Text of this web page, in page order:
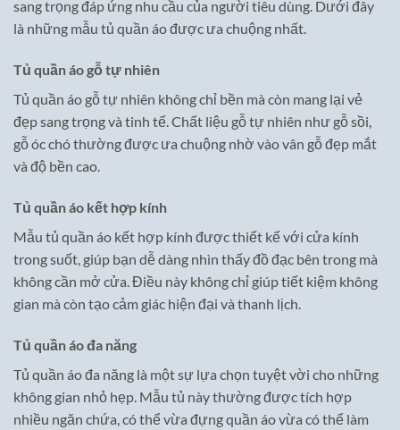
sang trọng đáp ứng nhu cầu của người tiêu dùng. Dưới đây
là những mẫu tủ quần áo được ưa chuộng nhất.
Tủ quần áo gỗ tự nhiên
Tủ quần áo gỗ tự nhiên không chỉ bền mà còn mang lại vẻ
đẹp sang trọng và tinh tế. Chất liệu gỗ tự nhiên như gỗ sồi,
gỗ óc chó thường được ưa chuộng nhờ vào vân gỗ đẹp mắt
và độ bền cao.
Tủ quần áo kết hợp kính
Mẫu tủ quần áo kết hợp kính được thiết kế với cửa kính
trong suốt, giúp bạn dễ dàng nhìn thấy đồ đạc bên trong mà
không cần mở cửa. Điều này không chỉ giúp tiết kiệm không
gian mà còn tạo cảm giác hiện đại và thanh lịch.
Tủ quần áo đa năng
Tủ quần áo đa năng là một sự lựa chọn tuyệt vời cho những
không gian nhỏ hẹp. Mẫu tủ này thường được tích hợp
nhiều ngăn chứa, có thể vừa đựng quần áo vừa có thể làm